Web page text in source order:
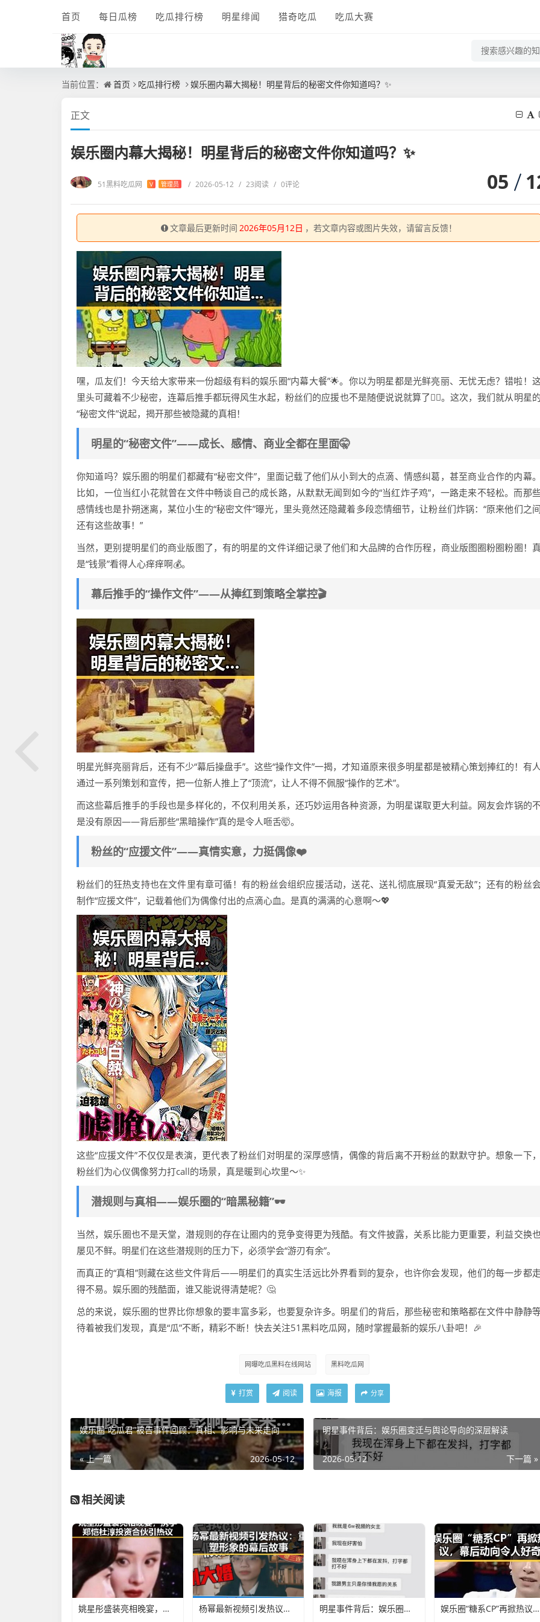
首页 每日瓜榜 吃瓜排行榜 明星绯闻 猎奇吃瓜 吃瓜大赛
当前位置： 首页 吃瓜排行榜 娱乐圈内幕大揭秘！明星背后的秘密文件你知道吗？✨
正文
娱乐圈内幕大揭秘！明星背后的秘密文件你知道吗？✨
51黑料吃瓜网 V 管理员 / 2026-05-12 / 23阅读 / 0评论 05
文章最后更新时间 2026年05月12日 ，若文章内容或图片失效，请留言反馈！
嘿，瓜友们！今天给大家带来一份超级有料的娱乐圈“内幕大餐”🌟。你以为明星都是光鲜亮丽、无忧无虑？错啦！
里头可藏着不少秘密，连幕后推手都玩得风生水起，粉丝们的应援也不是随便说说就算了🕵️‍♀️。这次，我们就从明星
“秘密文件”说起，揭开那些被隐藏的真相！
明星的“秘密文件”——成长、感情、商业全都在里面🤫
你知道吗？娱乐圈的明星们都藏有“秘密文件”，里面记载了他们从小到大的点滴、情感纠葛，甚至商业合作的内幕
比如，一位当红小花就曾在文件中畅谈自己的成长路，从默默无闻到如今的“当红炸子鸡”，一路走来不轻松。而那
感情线也是扑朔迷离，某位小生的“秘密文件”曝光，里头竟然还隐藏着多段恋情细节，让粉丝们炸锅：“原来他们之
还有这些故事！”
当然，更别提明星们的商业版图了，有的明星的文件详细记录了他们和大品牌的合作历程，商业版图圈粉圈粉圈！
是“钱景”看得人心痒痒啊💰。
幕后推手的“操作文件”——从捧红到策略全掌控🎬
明星光鲜亮丽背后，还有不少“幕后操盘手”。这些“操作文件”一揭，才知道原来很多明星都是被精心策划捧红的！有
通过一系列策划和宣传，把一位新人推上了“顶流”，让人不得不佩服“操作的艺术”。
而这些幕后推手的手段也是多样化的，不仅利用关系，还巧妙运用各种资源，为明星谋取更大利益。网友会炸锅的
是没有原因——背后那些“黑暗操作”真的是令人咂舌🤯。
粉丝的“应援文件”——真情实意，力挺偶像❤️
粉丝们的狂热支持也在文件里有章可循！有的粉丝会组织应援活动，送花、送礼彻底展现“真爱无敌”；还有的粉丝
制作“应援文件”，记载着他们为偶像付出的点滴心血。是真的满满的心意啊～💖
这些“应援文件”不仅仅是表演，更代表了粉丝们对明星的深厚感情，偶像的背后离不开粉丝的默默守护。想象一下
粉丝们为心仪偶像努力打call的场景，真是暖到心坎里～✨
潜规则与真相——娱乐圈的“暗黑秘籍”🕶️
当然，娱乐圈也不是天堂，潜规则的存在让圈内的竞争变得更为残酷。有文件披露，关系比能力更重要，利益交换
屡见不鲜。明星们在这些潜规则的压力下，必须学会“游刃有余”。
而真正的“真相”则藏在这些文件背后——明星们的真实生活远比外界看到的复杂，也许你会发现，他们的每一步都
得不易。娱乐圈的残酷面，谁又能说得清楚呢？🤔
总的来说，娱乐圈的世界比你想象的要丰富多彩，也要复杂许多。明星们的背后，那些秘密和策略都在文件中静静
待着被我们发现，真是“瓜”不断，精彩不断！快去关注51黑料吃瓜网，随时掌握最新的娱乐八卦吧！🎉
网曝吃瓜黑料在线网站 黑料吃瓜网
打赏 阅读 海报 分享
娱乐圈“吃瓜君”被告事件回顾：真相、影响与未来走向
« 上一篇 2026-05-12
明星事件背后：娱乐圈变迁与舆论导向的深层解读
下一篇 »
2026-05-12
相关阅读
姚星彤盛装亮相晚宴，携手郑恺杜淳投资合伙引热议 杨幂最新视频引发热议：重塑形象的幕后故事 明星事件背后：娱乐圈变迁与舆论导向的深层解读 娱乐圈“糖系CP”再掀热议，幕后动向令人好奇